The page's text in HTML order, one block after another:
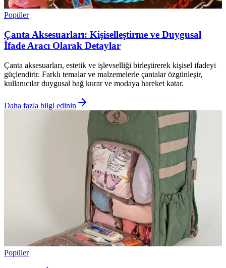
Popüler
Çanta Aksesuarları: Kişiselleştirme ve Duygusal
İfade Aracı Olarak Detaylar
Çanta aksesuarları, estetik ve işlevselliği birleştirerek kişisel ifadeyi
güçlendirir. Farklı temalar ve malzemelerle çantalar özgünleşir,
kullanıcılar duygusal bağ kurar ve modaya hareket katar.
Daha fazla bilgi edinin
Popüler